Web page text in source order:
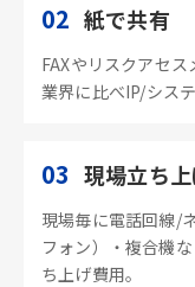
02 紙で共有
FAXやリスクアセ
業界に比べIP/シス
03 現場立ち
現場毎に電話回線/
フォン）・複合機
ち上げ費用。